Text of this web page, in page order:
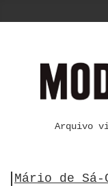
Arquivo
Mário de Sá-